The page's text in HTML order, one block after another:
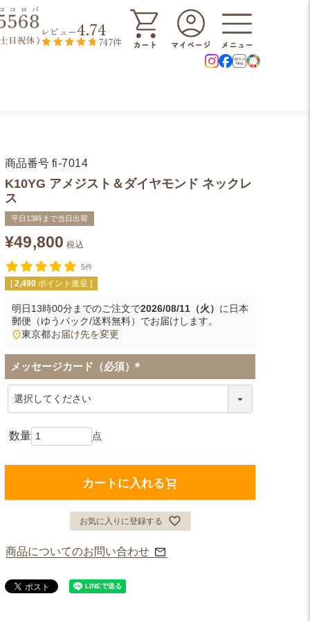
レビュー4.74
747件
商品番号 fi-7014
K10YG アメジスト＆ダイヤモンド ネックレ
ス
平日13時まで当日出荷
¥49,800 税込
5件
[ 2,490 ポイント進呈 ]
明日13時00分までのご注文で2026/08/11（火） に 日本
郵便（ゆうパック/送料無料） でお届けします。
東京都お届け先を変更
メッセージカード（必須）
(
カートに入れる
お気に入りに登録する
商品についてのお問い合わせ